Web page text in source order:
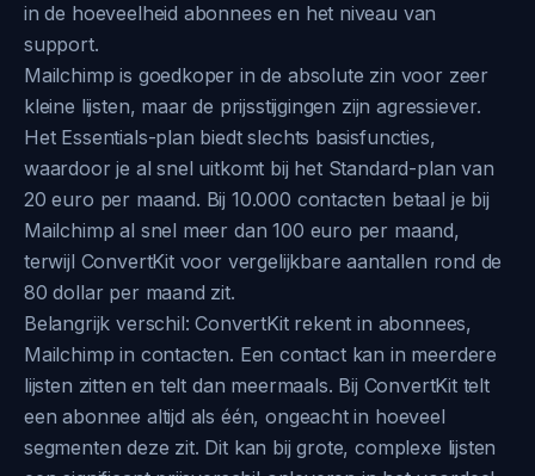
in de hoeveelheid abonnees en het niveau van
support.
Mailchimp is goedkoper in de absolute zin voor zeer
kleine lijsten, maar de prijsstijgingen zijn agressiever.
Het Essentials-plan biedt slechts basisfuncties,
waardoor je al snel uitkomt bij het Standard-plan van
20 euro per maand. Bij 10.000 contacten betaal je bij
Mailchimp al snel meer dan 100 euro per maand,
terwijl ConvertKit voor vergelijkbare aantallen rond de
80 dollar per maand zit.
Belangrijk verschil: ConvertKit rekent in abonnees,
Mailchimp in contacten. Een contact kan in meerdere
lijsten zitten en telt dan meermaals. Bij ConvertKit telt
een abonnee altijd als één, ongeacht in hoeveel
segmenten deze zit. Dit kan bij grote, complexe lijsten